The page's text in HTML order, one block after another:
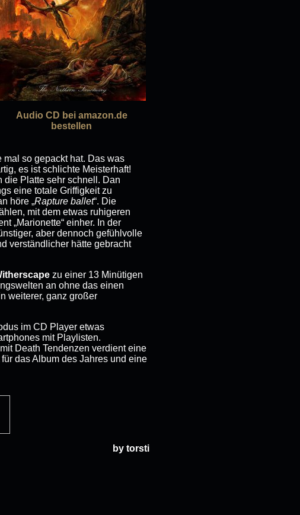
Audio CD bei amazon.de
bestellen
mal so gepackt hat. Das was
es ist schlichte Meisterhaft!
die Platte sehr schnell. Dan
eine totale Griffigkeit zu
höre „Rapture ballet“. Die
mit dem etwas ruhigeren
„Marionette“ einher. In der
aber dennoch gefühlvolle
verständlicher hätte gebracht
zu einer 13 Minütigen
an ohne das einen
weiterer, ganz großer
im CD Player etwas
mit Playlisten.
Death Tendenzen verdient eine
das Album des Jahres und eine
by torsti